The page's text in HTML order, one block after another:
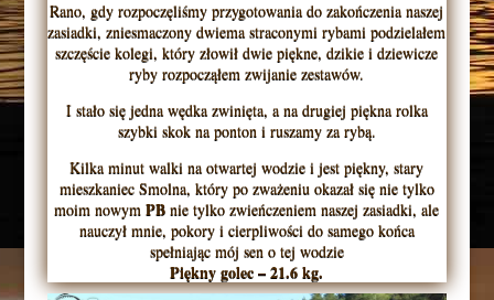
Rano, gdy rozpoczęliśmy przygotowania do zakończenia naszej
zasiadki, zniesmaczony dwiema straconymi rybami podzielałem
szczęście kolegi, który złowił dwie piękne, dzikie i dziewicze
ryby rozpocząłem zwijanie zestawów.
I stało się jedna wędka zwinięta, a na drugiej piękna rolka
szybki skok na ponton i ruszamy za rybą.
Kilka minut walki na otwartej wodzie i jest piękny, stary
mieszkaniec Smolna, który po zważeniu okazał się nie tylko
moim nowymPB nie tylko zwieńczeniem naszej zasiadki, ale
nauczył mnie, pokory i cierpliwości do samego końca
spełniając mój sen o tej wodzie
Piękny golec – 21.6 kg.